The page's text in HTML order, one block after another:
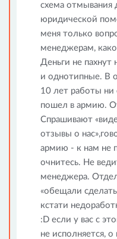
схема отмывания
юридической
меня только
менеджерам,
Деньги не пахнут
и однотипные. В
10 лет работы ни
пошел в армию.
Спрашивают
отзывы о
армию - к нам не
очнитесь. Не
менеджера.
«обещали
кстати
:D если у вас с
не исполняется,